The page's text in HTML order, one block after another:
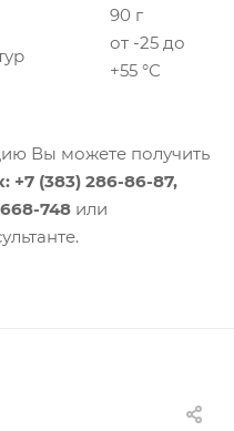
90 г
от -25 до
+55 °С
Вы можете получить
+7 (383) 286-86-87,
748 или